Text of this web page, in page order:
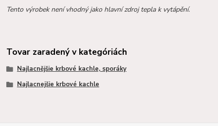
Tento výrobek není vhodný jako hlavní zdroj tepla k vytápění.
Tovar zaradený v kategóriách
Najlacnějšie krbové kachle, sporáky
Najlacnejšie krbové kachle